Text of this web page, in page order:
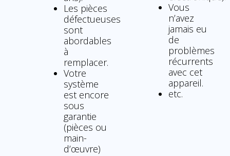
Les pièces
défectueuses
sont
abordables
à
remplacer.
Votre
système
est encore
sous
garantie
(pièces ou
main-
d’œuvre)
Vous
n’avez
jamais eu
de
problèmes
récurrents
avec cet
appareil.
etc.